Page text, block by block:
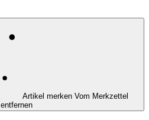
Artikel merken Vom Merkzettel
entfernen